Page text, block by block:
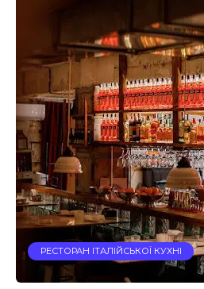
РЕСТОРАН ІТАЛІЙСЬКОЇ КУХНІ